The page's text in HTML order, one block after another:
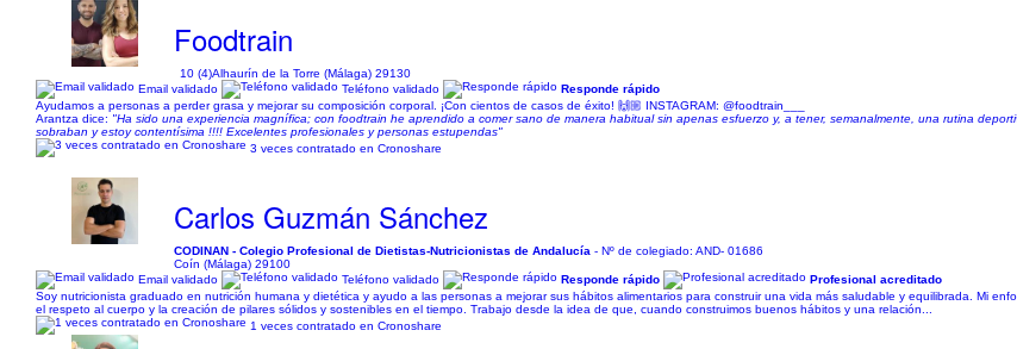
Foodtrain
10 (4)Alhaurín de la Torre (Málaga) 29130
Email validado
Teléfono validado
Responde rápido
Ayudamos a personas a perder grasa y mejorar su composición corporal. ¡Con cientos de casos de éxito! 🙌🏼 INSTAGRAM: @foodtrain___
Arantza dice: "Ha sido una experiencia magnífica; con foodtrain he aprendido a comer sano de manera habitual sin apenas esfuerzo y, a tener, semanalmente, una rutina
sobraban y estoy contentísima !!!! Excelentes profesionales y personas estupendas"
3 veces contratado en Cronoshare
Carlos Guzmán Sánchez
CODINAN - Colegio Profesional de Dietistas-Nutricionistas de Andalucía - Nº de colegiado: AND- 01686
Coín (Málaga) 29100
Email validado
Teléfono validado Responde rápido
Profesional acreditado
Soy nutricionista graduado en nutrición humana y dietética y ayudo a las personas a mejorar sus hábitos alimentarios para construir una vida más saludable y equilibrada. Mi
el respeto al cuerpo y la creación de pilares sólidos y sostenibles en el tiempo. Trabajo desde la idea de que, cuando construimos buenos hábitos y una relación...
1 veces contratado en Cronoshare